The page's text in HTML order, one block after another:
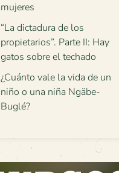
mujeres
“La dictadura de los
propietarios”. Parte II: Hay
gatos sobre el techado
¿Cuánto vale la vida de un
niño o una niña Ngäbe-
Buglé?